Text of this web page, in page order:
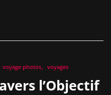
voyage photos voyages
l’Objectif